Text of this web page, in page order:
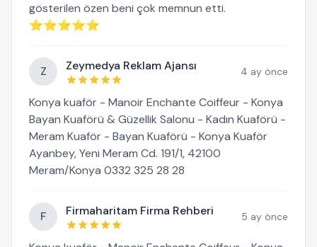
gösterilen özen beni çok memnun etti.
⭐⭐⭐⭐⭐
Z Zeymedya Reklam Ajansı 4 ay önce
Konya kuaför - Manoir Enchante Coiffeur - Konya
Bayan Kuaförü & Güzellik Salonu - Kadın Kuaförü -
Meram Kuaför - Bayan Kuaförü - Konya Kuaför
Ayanbey, Yeni Meram Cd. 191/1, 42100
Meram/Konya 0332 325 28 28
F Firmaharitam Firma Rehberi 5 ay önce